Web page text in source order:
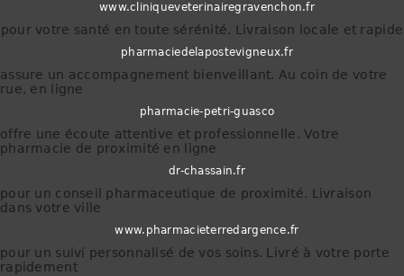
www.cliniqueveterinairegravenchon.fr
pour votre santé en toute sérénité. Livraison locale et rapide
pharmaciedelapostevigneux.fr
assure un accompagnement bienveillant. Au coin de votre
rue, en ligne
pharmacie-petri-guasco
offre une écoute attentive et professionnelle. Votre
pharmacie de proximité en ligne
dr-chassain.fr
pour un conseil pharmaceutique de proximité. Livraison
dans votre ville
www.pharmacieterredargence.fr
pour un suivi personnalisé de vos soins. Livré à votre porte
rapidement